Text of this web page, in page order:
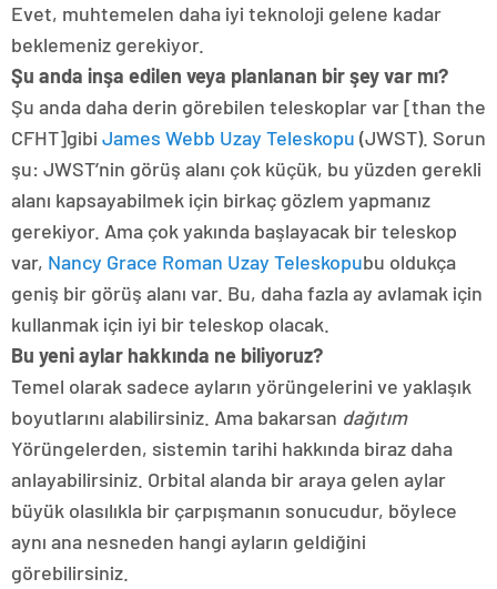
Evet, muhtemelen daha iyi teknoloji gelene kadar
beklemeniz gerekiyor.
Şu anda inşa edilen veya planlanan bir şey var mı?
Şu anda daha derin görebilen teleskoplar var [than the
CFHT]gibi James Webb Uzay Teleskopu (JWST). Sorun
şu: JWST’nin görüş alanı çok küçük, bu yüzden gerekli
alanı kapsayabilmek için birkaç gözlem yapmanız
gerekiyor. Ama çok yakında başlayacak bir teleskop
var, Nancy Grace Roman Uzay Teleskopubu oldukça
geniş bir görüş alanı var. Bu, daha fazla ay avlamak için
kullanmak için iyi bir teleskop olacak.
Bu yeni aylar hakkında ne biliyoruz?
Temel olarak sadece ayların yörüngelerini ve yaklaşık
boyutlarını alabilirsiniz. Ama bakarsan dağıtım
Yörüngelerden, sistemin tarihi hakkında biraz daha
anlayabilirsiniz. Orbital alanda bir araya gelen aylar
büyük olasılıkla bir çarpışmanın sonucudur, böylece
aynı ana nesneden hangi ayların geldiğini
görebilirsiniz.